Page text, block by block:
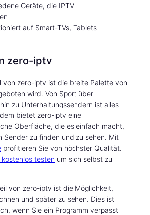
auf Smart-TVs, Tablets
zero-iptv
von zero-iptv ist die breite Palette von
wird. Von Sport über
zu Unterhaltungssendern ist alles
bietet zero-iptv eine
Oberfläche, die es einfach macht,
Sender zu finden und zu sehen. Mit
profitieren Sie von höchster Qualität.
kostenlos testen um sich selbst zu
von zero-iptv ist die Möglichkeit,
und später zu sehen. Dies ist
wenn Sie ein Programm verpasst